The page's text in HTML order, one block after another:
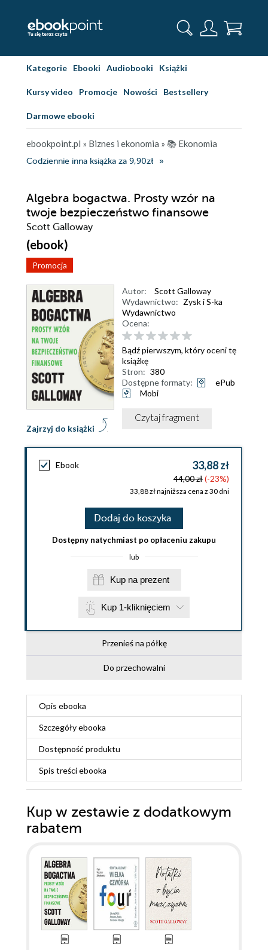
Kategorie Ebooki Audiobooki Książki
Kursy video Promocje Nowości Bestsellery
Darmowe ebooki
ebookpoint.pl » Biznes i ekonomia » 📚 Ekonomia
Codziennie inna książka za 9,90zł
Algebra bogactwa. Prosty wzór na
twoje bezpieczeństwo finansowe
Scott Galloway
(ebook)
Promocja
Zajrzyj do książki
Autor:
Scott Galloway
Wydawnictwo: Zysk i S-ka
Wydawnictwo
Ocena:
Bądź pierwszym, który oceni tę
książkę
Stron: 380
Dostępne formaty:
ePub
Mobi
Czytaj fragment
Ebook 33,88 zł
44,00 zł(-23%)
33,88 zł najniższa cena z 30 dni
Dodaj do koszyka
Dostępny natychmiast po opłaceniu zakupu
lub
Kup na prezent
Kup 1-kliknięciem
Przenieś na półkę
Do przechowalni
Opis ebooka
Szczegółyebooka
Dostępność produktu
Spis treściebooka
Kup w zestawie z dodatkowym
rabatem